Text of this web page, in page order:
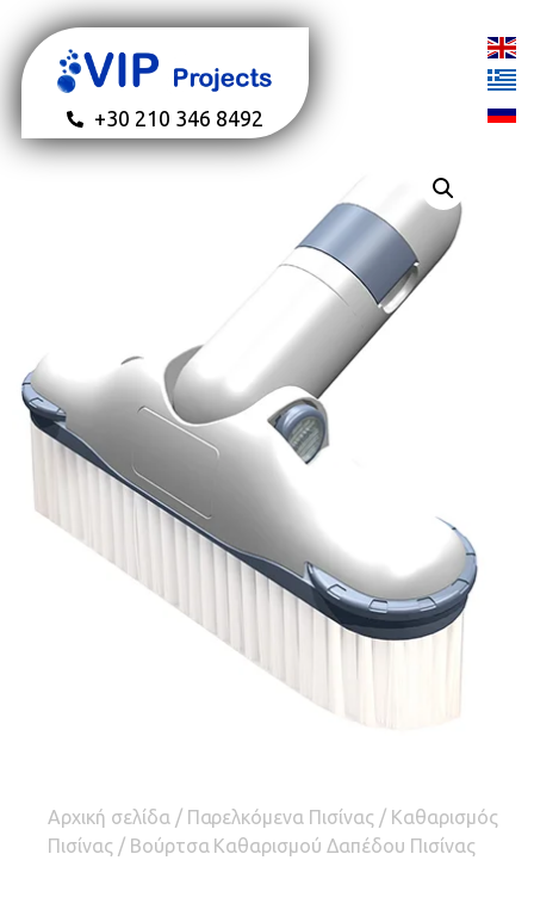
+30 210 346 8492
Αρχική σελίδα / Παρελκόμενα Πισίνας / Καθαρισμός
Πισίνας / Βούρτσα Καθαρισμού Δαπέδου Πισίνας